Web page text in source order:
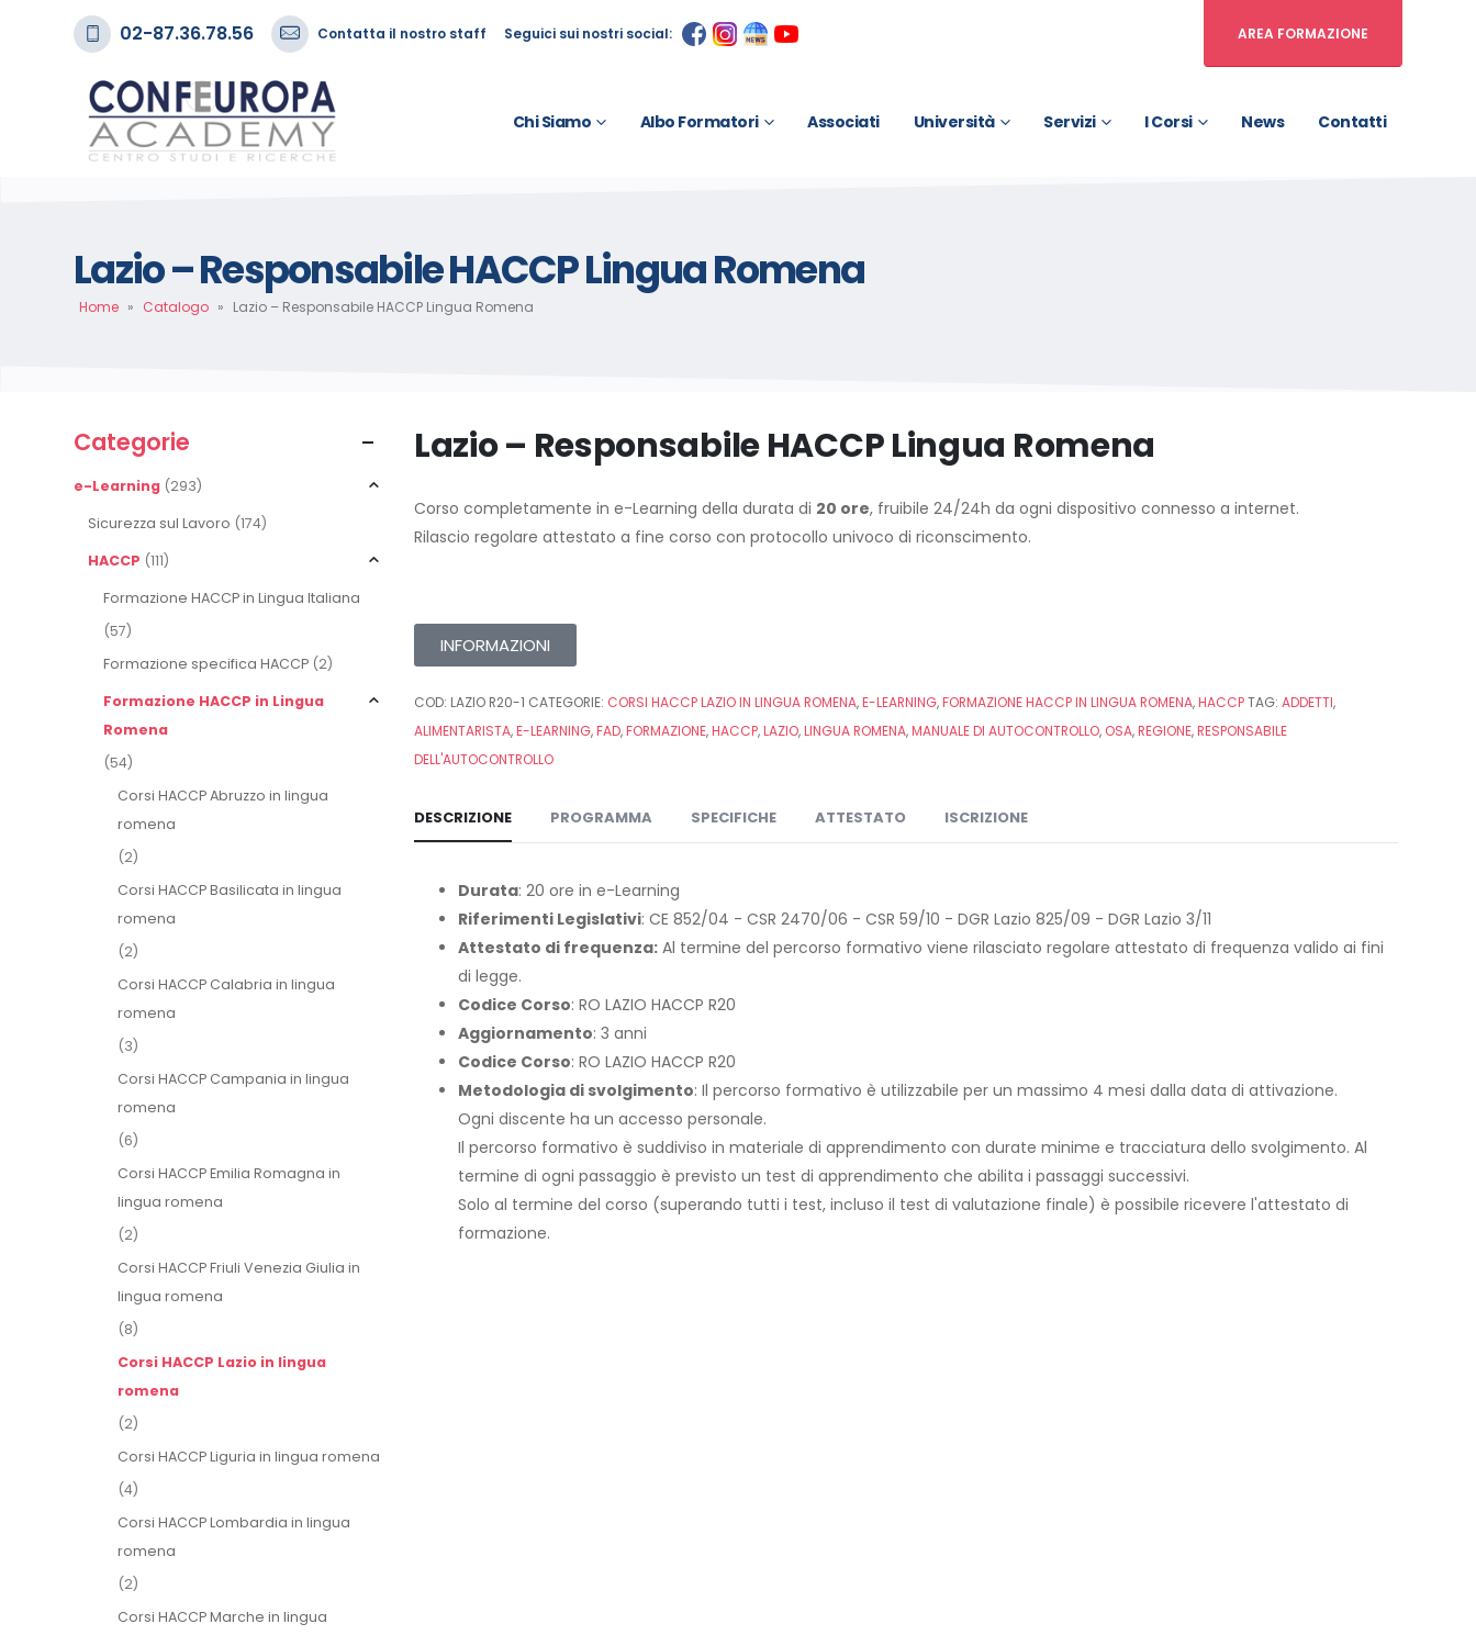
02-87.36.78.56 Contatta il nostro staff Seguici sui nostri social: AREA FORMAZIONE
Chi Siamo Albo Formatori Associati Università Servizi I Corsi News Contatti
Lazio – Responsabile HACCP Lingua Romena
Home » Catalogo » Lazio – Responsabile HACCP Lingua Romena
Categorie
e-Learning (293)
Sicurezza sul Lavoro (174)
HACCP (111)
Formazione HACCP in Lingua Italiana
(57)
Formazione specifica HACCP (2)
Formazione HACCP in Lingua
Romena
(54)
Corsi HACCP Abruzzo in lingua
romena
(2)
Corsi HACCP Basilicata in lingua
romena
(2)
Corsi HACCP Calabria in lingua
romena
(3)
Corsi HACCP Campania in lingua
romena
(6)
Corsi HACCP Emilia Romagna in
lingua romena
(2)
Corsi HACCP Friuli Venezia Giulia in
lingua romena
(8)
Corsi HACCP Lazio in lingua
romena
(2)
Corsi HACCP Liguria in lingua romena
(4)
Corsi HACCP Lombardia in lingua
romena
(2)
Corsi HACCP Marche in lingua
Lazio – Responsabile HACCP Lingua Romena
Corso completamente in e-Learning della durata di 20 ore, fruibile 24/24h da ogni dispositivo connesso a internet.
Rilascio regolare attestato a fine corso con protocollo univoco di riconscimento.
INFORMAZIONI
COD: LAZIO R20-1 CATEGORIE: CORSI HACCP LAZIO IN LINGUA ROMENA,E-LEARNING,FORMAZIONE HACCP IN LINGUA ROMENA,HACCPTAG: ADDETTI,
ALIMENTARISTA,E-LEARNING,FAD,FORMAZIONE,HACCP,LAZIO,LINGUA ROMENA,MANUALE DI AUTOCONTROLLO, OSA,REGIONE,RESPONSABILE
DELL'AUTOCONTROLLO
DESCRIZIONE PROGRAMMA SPECIFICHE ATTESTATO ISCRIZIONE
Durata: 20 ore in e-Learning
Riferimenti Legislativi: CE 852/04 - CSR 2470/06 - CSR 59/10 - DGR Lazio 825/09 - DGR Lazio 3/11
Attestato di frequenza: Al termine del percorso formativo viene rilasciato regolare attestato di frequenza valido ai fini
di legge.
Codice Corso: RO LAZIO HACCP R20
Aggiornamento: 3 anni
Codice Corso: RO LAZIO HACCP R20
Metodologia di svolgimento: Il percorso formativo è utilizzabile per un massimo 4 mesi dalla data di attivazione.
Ogni discente ha un accesso personale.
Il percorso formativo è suddiviso in materiale di apprendimento con durate minime e tracciatura dello svolgimento. Al
termine di ogni passaggio è previsto un test di apprendimento che abilita i passaggi successivi.
Solo al termine del corso (superando tutti i test, incluso il test di valutazione finale) è possibile ricevere l'attestato di
formazione.